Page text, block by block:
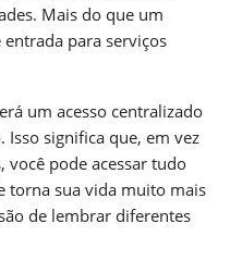
Mais do que um
para serviços
um acesso centralizado
significa que, em vez
você pode acessar tudo
torna sua vida muito mais
de lembrar diferentes